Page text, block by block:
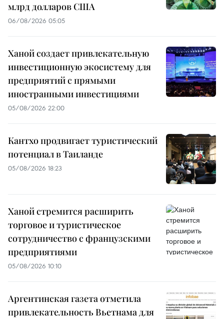
млрд долларов США
06/08/2026 05:05
Ханой создает привлекательную
инвестиционную экосистему для
предприятий с прямыми
иностранными инвестициями
05/08/2026 22:00
Кантхо продвигает туристический
потенциал в Таиланде
05/08/2026 18:23
Ханой стремится расширить
торговое и туристическое
сотрудничество с французскими
предприятиями
05/08/2026 10:10
Аргентинская газета отметила
привлекательность Вьетнама для